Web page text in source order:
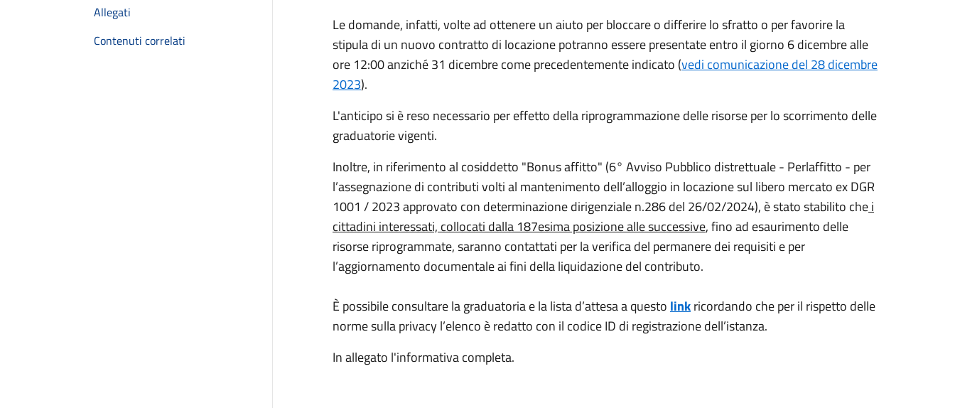
Allegati
Contenuti correlati
Le domande, infatti, volte ad ottenere un aiuto per bloccare o differire lo sfratto o per favorire la
stipula di un nuovo contratto di locazione potranno essere presentate entro il giorno 6 dicembre alle
ore 12:00 anziché 31 dicembre come precedentemente indicato (vedi comunicazione del 28 dicembre
2023).
L'anticipo si è reso necessario per effetto della riprogrammazione delle risorse per lo scorrimento delle
graduatorie vigenti.
Inoltre, in riferimento al cosiddetto "Bonus affitto" (6° Avviso Pubblico distrettuale - Perlaffitto - per
l’assegnazione di contributi volti al mantenimento dell’alloggio in locazione sul libero mercato ex DGR
1001 / 2023 approvato con determinazione dirigenziale n.286 del 26/02/2024), è stato stabilito chei
cittadini interessati, collocati dalla 187esima posizione alle successive, fino ad esaurimento delle
risorse riprogrammate, saranno contattati per la verifica del permanere dei requisiti e per
l’aggiornamento documentale ai fini della liquidazione del contributo.
È possibile consultare la graduatoria e la lista d’attesa a questo linkricordando che per il rispetto delle
norme sulla privacy l’elenco è redatto con il codice ID di registrazione dell’istanza.
In allegato l'informativa completa.